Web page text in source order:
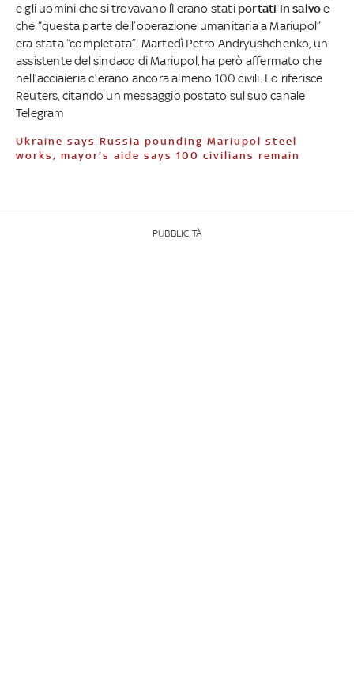
e gli uomini che si trovavano lì erano stati portati in salvoe
che “questa parte dell’operazione umanitaria a Mariupol”
era stata “completata”. Martedì Petro Andryushchenko, un
assistente del sindaco di Mariupol, ha però affermato che
nell’acciaieria c’erano ancora almeno 100 civili. Lo riferisce
Reuters, citando un messaggio postato sul suo canale
Telegram
Ukraine says Russia pounding Mariupol steel
works, mayor's aide says 100 civilians remain
PUBBLICITÀ